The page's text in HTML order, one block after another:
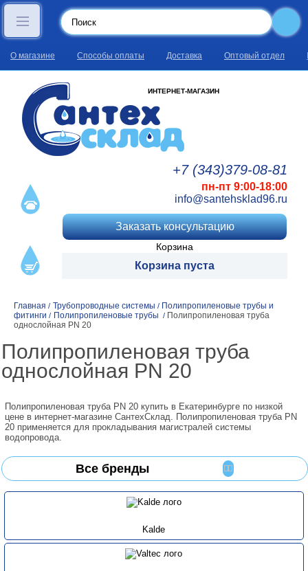
О магазине Способы оплаты Доставка Оптовый отдел
ИНТЕРНЕТ-МАГАЗИН
+7 (343)379-08-81
пн-пт 9:00-18:00
info@santehsklad96.ru
Заказать консультацию
Корзина
Корзина пуста
Главная / Трубопроводные системы / Полипропиленовые трубы и
фитинги / Полипропиленовые трубы / Полипропиленовая труба
однослойная PN 20
Полипропиленовая труба
однослойная PN 20
Полипропиленовая труба PN 20 купить в Екатеринбурге по низкой
цене в интернет-магазине СантехСклад. Полипропиленовая труба PN
20 применяется для прокладывания магистралей системы
водопровода.
Все бренды
Kalde